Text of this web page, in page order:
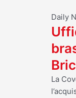
Daily
La